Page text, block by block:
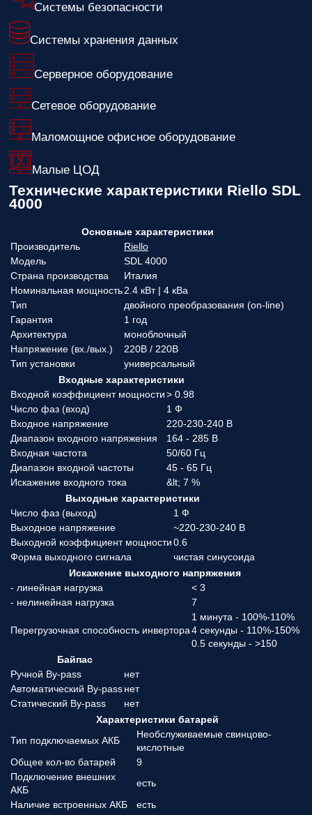
Системы безопасности
Системы хранения данных
Серверное оборудование
Сетевое оборудование
Маломощное офисное оборудование
Малые ЦОД
Технические характеристики Riello SDL
4000
Основные характеристики
Производитель
Riello
Модель
SDL 4000
Страна производства
Италия
Номинальная мощность2.4 кВт | 4 кВа
Тип
двойного преобразования (on-line)
Гарантия
1 год
Архитектура
моноблочный
Напряжение (вx./вых.)
220В / 220В
Тип установки
универсальный
Входные характеристики
Входной коэффициент мощности> 0.98
Число фаз (вход)
1 Ф
Входное напряжение
220-230-240 В
Диапазон входного напряжения
164 - 285 В
Входная частота
50/60 Гц
Диапазон входной частоты
45 - 65 Гц
Искажение входного тока
&lt; 7 %
Выходные характеристики
Число фаз (выход)
1 Ф
Выходное напряжение
~220-230-240 В
Выходной коэффициент мощности0.6
Форма выходного сигнала
чистая синусоида
Искажение выходного напряжения
- линейная нагрузка
< 3
- нелинейная нагрузка
7
Перегрузочная способность инвертора
1 минута - 100%-110%
4 секунды - 110%-150%
0.5 секунды - >150
Байпас
Ручной By-pass
нет
Автоматический By-passнет
Статический By-pass
нет
Характеристики батарей
Тип подключаемых АКБ
Необслуживаемые свинцово-
кислотные
Общее кол-во батарей
9
Подключение внешних
АКБ
есть
Наличие встроенных АКБ
есть